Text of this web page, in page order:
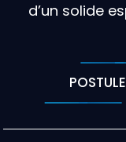
d’un solide